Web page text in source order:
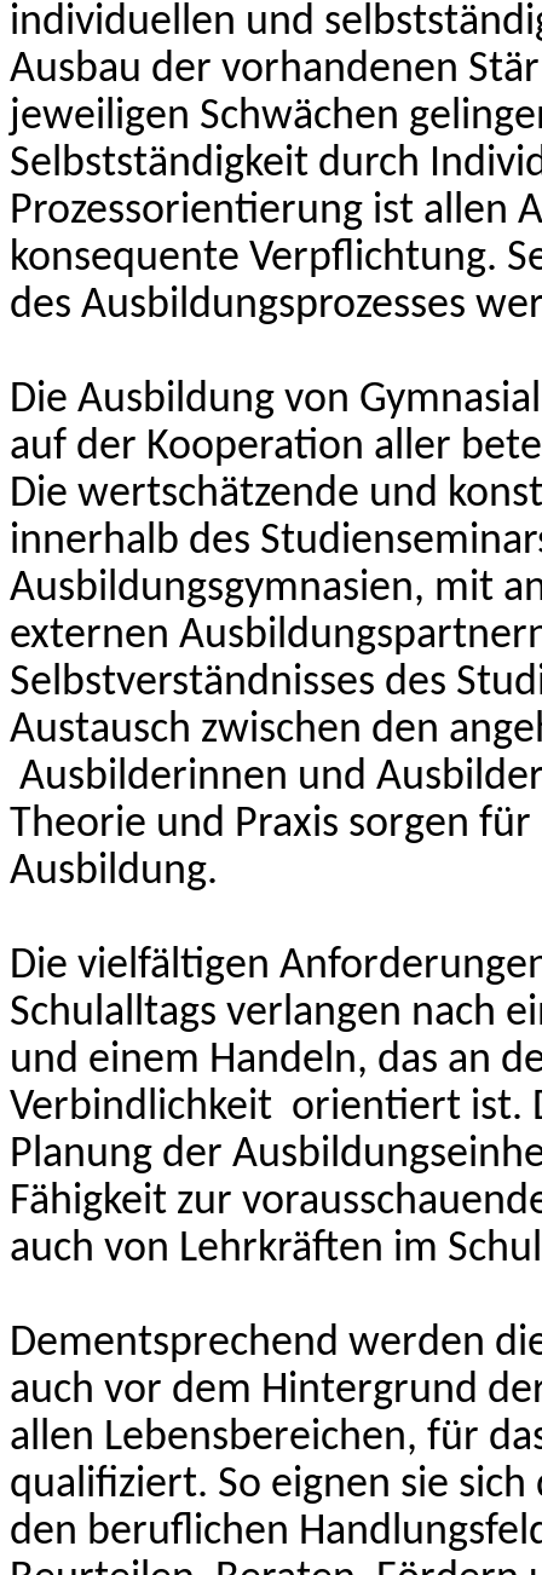
individuellen und
Ausbau der vorhandenen
jeweiligen Schwächen
Selbstständigkeit durch
Prozessorientierung ist allen
konsequente Verpflichtung.
des Ausbildungsprozesses
Die Ausbildung von
auf der Kooperation aller
Die wertschätzende und
innerhalb des
Ausbildungsgymnasien, mit
externen
Selbstverständnisses des
Austausch zwischen den
Ausbilderinnen und
Theorie und Praxis sorgen
Ausbildung.
Die vielfältigen
Schulalltags verlangen nach
und einem Handeln, das an
Verbindlichkeit orientiert ist.
Planung der
Fähigkeit zur
auch von Lehrkräften im
Dementsprechend werden
auch vor dem Hintergrund
allen Lebensbereichen, für
qualifiziert. So eignen sie
den beruflichen